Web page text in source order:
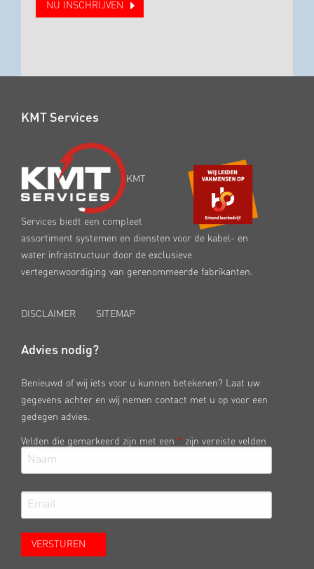
NU INSCHRIJVEN
KMT Services
KMT
Services biedt een compleet
assortiment systemen en diensten voor de kabel- en
water infrastructuur door de exclusieve
vertegenwoordiging van gerenommeerde fabrikanten.
DISCLAIMER SITEMAP
Advies nodig?
Benieuwd of wij iets voor u kunnen betekenen? Laat uw
gegevens achter en wij nemen contact met u op voor een
gedegen advies.
Velden die gemarkeerd zijn met een * zijn vereiste velden